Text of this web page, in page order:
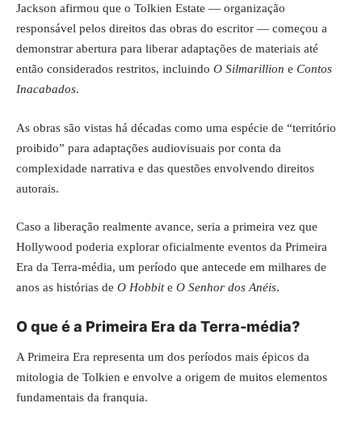
Jackson afirmou que o Tolkien Estate — organização
responsável pelos direitos das obras do escritor — começou a
demonstrar abertura para liberar adaptações de materiais até
então considerados restritos, incluindo O Silmarillion e Contos
Inacabados.
As obras são vistas há décadas como uma espécie de “território
proibido” para adaptações audiovisuais por conta da
complexidade narrativa e das questões envolvendo direitos
autorais.
Caso a liberação realmente avance, seria a primeira vez que
Hollywood poderia explorar oficialmente eventos da Primeira
Era da Terra-média, um período que antecede em milhares de
anos as histórias de O Hobbite O Senhor dos Anéis.
O que é a Primeira Era da Terra-média?
A Primeira Era representa um dos períodos mais épicos da
mitologia de Tolkien e envolve a origem de muitos elementos
fundamentais da franquia.